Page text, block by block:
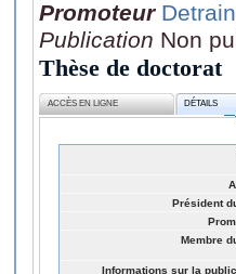
Promoteur
Publication Non
Thèse de doctorat
ACCÈS EN LIGNE DÉTAILS
Président
Membre
Informations sur la